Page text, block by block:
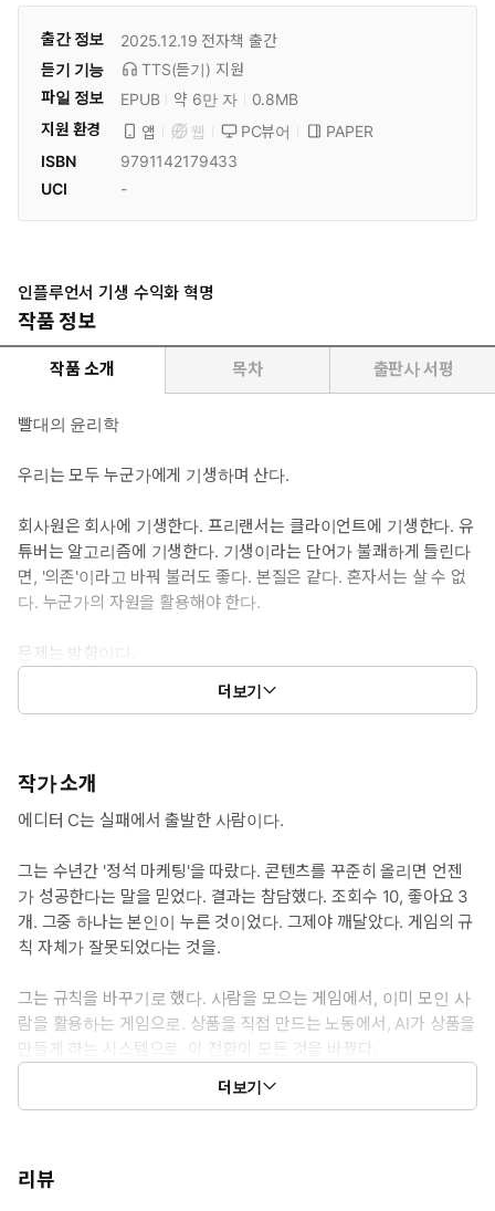
출간 정보 2025.12.19 전자책 출간
듣기 기능
TTS(듣기) 지원
파일 정보
EPUB 약 6만 자
0.8MB
지원 환경
앱 웹 PC뷰어
PAPER
ISBN
9791142179433
UCI
-
인플루언서 기생 수익화 혁명
작품 정보
작품 소개 목차 출판사 서평
빨대의 윤리학
우리는 모두 누군가에게 기생하며 산다.
회사원은 회사에 기생한다. 프리랜서는 클라이언트에 기생한다. 유
튜버는 알고리즘에 기생한다. 기생이라는 단어가 불쾌하게 들린다
면, '의존'이라고 바꿔 불러도 좋다. 본질은 같다. 혼자서는 살 수 없
다. 누군가의 자원을 활용해야 한다.
문제는 방향이다.
대부분의 사람은 거대한 시스템에 기생한다. 회사, 플랫폼, 알고리
래서 불안하다. 그래서 지친다.
이 책은 다른 방향을 제안한다. 시스템이 아니라 사람에게 기생하라.
서다.
화려한 조명 아래서 춤추는 젊은이들. 자극적인 썸네일. 끊임없는 자
기 노출. 대부분의 사람은 그 삶을 동경하면서도 두려워한다. 나는
저렇게 못 해. 카메라 앞에 서는 것만으로도 식은땀이 난다. 그래서
포기한다.
이용하라.
더보기
작가 소개
에디터 C는 실패에서 출발한 사람이다.
그는 수년간 '정석 마케팅'을 따랐다. 콘텐츠를 꾸준히 올리면 언젠
가 성공한다는 말을 믿었다. 결과는 참담했다. 조회수 10, 좋아요 3
개. 그중 하나는 본인이 누른 것이었다. 그제야 깨달았다. 게임의 규
칙 자체가 잘못되었다는 것을.
그는 규칙을 바꾸기로 했다. 사람을 모으는 게임에서, 이미 모인 사
람을 활용하는 게임으로. 상품을 직접 만드는 노동에서, AI가 상품을
만들게 하는 시스템으로. 이 전환이 모든 것을 바꿨다.
현재 에디터 C는 AI 기반 디지털 상품 개발과 마케팅 분야에서 활동
가 담겨 있다.
더보기
리뷰